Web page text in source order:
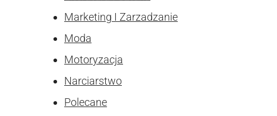
Marketing I Zarzadzanie
Moda
Motoryzacja
Narciarstwo
Polecane